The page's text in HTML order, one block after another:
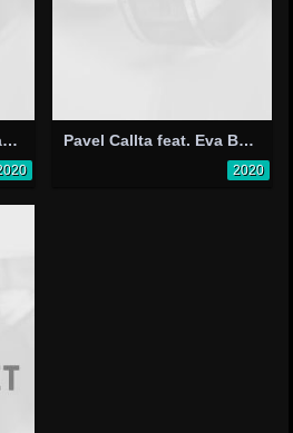
Tiger Shroff: Unbelievable Pavel Callta feat. Eva Buresová: Jako by byl nás poslední
2020